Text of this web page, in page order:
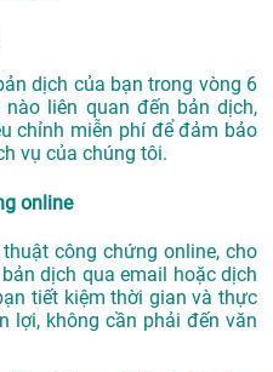
dịch của bạn trong vòng 6
liên quan đến bản dịch,
chỉnh miễn phí để đảm bảo
vụ của chúng tôi.
online
công chứng online, cho
dịch qua email hoặc dịch
tiết kiệm thời gian và thực
lợi, không cần phải đến văn